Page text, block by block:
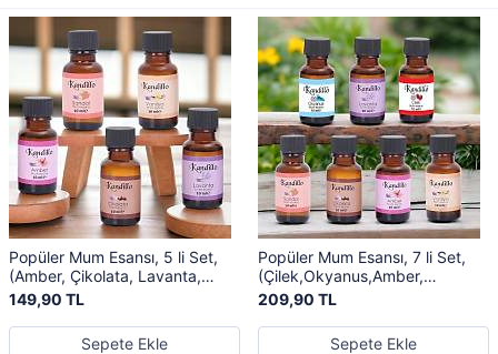
Popüler Mum Esansı, 5 li Set,
(Amber, Çikolata, Lavanta,
Sandal, Vanilya), Jel Mum
Kokusu
149,90 TL
Sepete Ekle
Popüler Mum Esansı, 7 li Set,
(Çilek,Okyanus,Amber,
Çikolata, Lavanta, Sandal,
Vanilya), Jel Mum Kokusu
209,90 TL
Sepete Ekle